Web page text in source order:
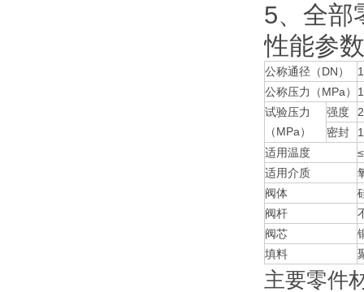
5、全部
性能参数
公称通径（DN）
公称压力（MPa）
试验压力
（MPa）
强度
密封
适用温度
适用介质
阀体
阀杆
阀芯
填料
主要零件